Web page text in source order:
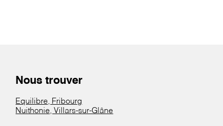
Nous trouver
Equilibre, Fribourg
Nuithonie, Villars-sur-Glâne